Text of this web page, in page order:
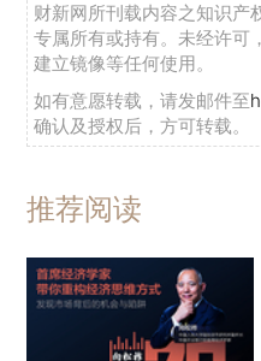
财新网所刊载内容之知识产
专属所有或持有。未经许可
建立镜像等任何使用。
如有意愿转载，请发邮件至
确认及授权后，方可转载。
推荐阅读